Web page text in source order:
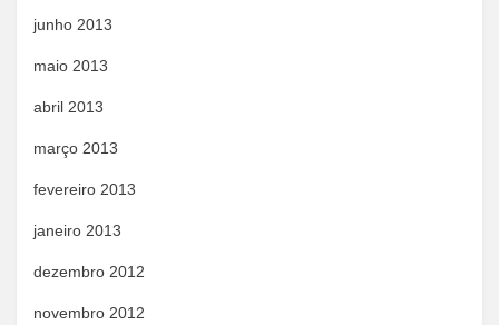
junho 2013
maio 2013
abril 2013
março 2013
fevereiro 2013
janeiro 2013
dezembro 2012
novembro 2012